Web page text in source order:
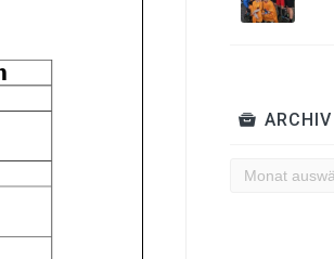
ARCHIV
Archiv